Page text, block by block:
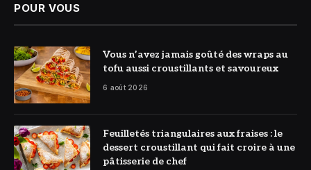
POUR VOUS
© DR
Vous n’avez jamais goûté des wraps au
tofu aussi croustillants et savoureux
6 août 2026
© DR
Feuilletés triangulaires aux fraises : le
dessert croustillant qui fait croire à une
pâtisserie de chef